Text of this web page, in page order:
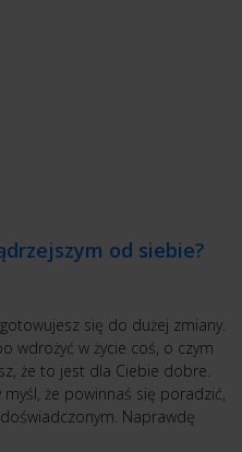
od siebie?
się do dużej zmiany.
wdrożyć w życie coś, o czym
że to jest dla Ciebie dobre.
że powinnaś się poradzić,
Naprawdę